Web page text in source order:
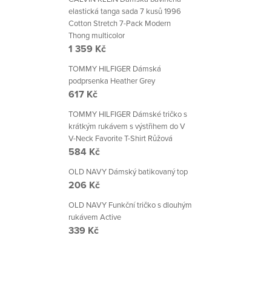
elastická tanga sada 7 kusů 1996
Cotton Stretch 7-Pack Modern
Thong multicolor
1 359 Kč
TOMMY HILFIGER Dámská
podprsenka Heather Grey
617 Kč
TOMMY HILFIGER Dámské tričko s
krátkým rukávem s výstřihem do V
V-Neck Favorite T-Shirt Růžová
584 Kč
OLD NAVY Dámský batikovaný top
206 Kč
OLD NAVY Funkční tričko s dlouhým
rukávem Active
339 Kč